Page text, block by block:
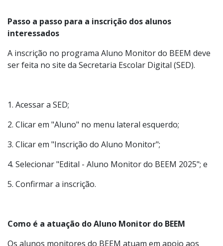
de agosto.
Passo a passo para a inscrição dos alunos
interessados
ser feita no site da Secretaria Escolar Digital (SED).
1. Acessar a SED;
2. Clicar em "Aluno" no menu lateral esquerdo;
3. Clicar em "Inscrição do Aluno Monitor";
5. Confirmar a inscrição.